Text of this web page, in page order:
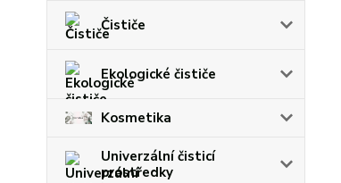
Čističe
Ekologické čističe
Kosmetika
Univerzální čisticí
prostředky